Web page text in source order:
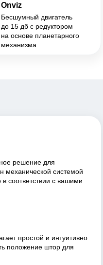
Onviz
Бесшумный двигатель
до 15 дб с редуктором
на основе планетарного
механизма
решение для
механической системой
в соответствии с вашими
простой и интуитивно
положение штор для